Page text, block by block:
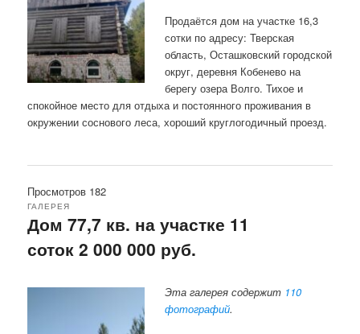
Продаётся дом на участке 16,3
сотки по адресу: Тверская
область, Осташковский городской
округ, деревня Кобенево на
берегу озера Волго. Тихое и
спокойное место для отдыха и постоянного проживания в
окружении соснового леса, хороший круглогодичный проезд.
Просмотров 182
Дом 77,7 кв. на участке 11
соток 2 000 000 руб.
ГАЛЕРЕЯ
Эта галерея содержит 110
фотографий.